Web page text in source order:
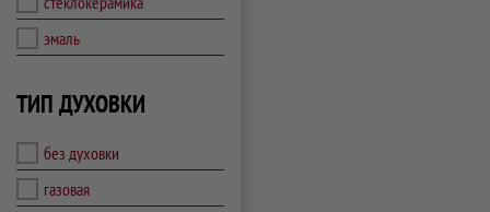
эмаль
ТИП ДУХОВКИ
без духовки
газовая